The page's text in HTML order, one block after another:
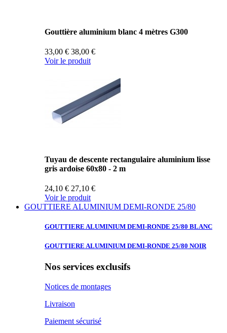
Gouttière aluminium blanc 4 mètres G300
33,00 € 38,00 €
Voir le produit
Tuyau de descente rectangulaire aluminium lisse
gris ardoise 60x80 - 2 m
24,10 € 27,10 €
Voir le produit
GOUTTIERE ALUMINIUM DEMI-RONDE 25/80
GOUTTIERE ALUMINIUM DEMI-RONDE 25/80 BLANC
GOUTTIERE ALUMINIUM DEMI-RONDE 25/80 NOIR
Nos services exclusifs
Notices de montages
Livraison
Paiement sécurisé